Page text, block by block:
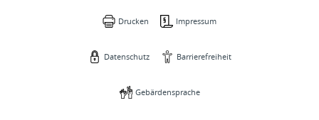
Drucken Impressum
Datenschutz Barrierefreiheit
Gebärdensprache